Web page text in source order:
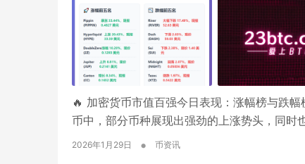
🔥 加密货币市值百强今日表现：涨幅榜与跌
币中，部分币种展现出强劲的上涨势头，同时
2026年1月29日 • 币资讯